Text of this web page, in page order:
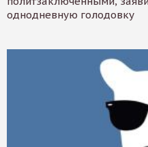
однодневную голодовку